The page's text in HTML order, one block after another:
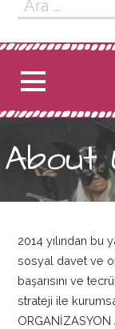
About
2014 yılından
sosyal davet ve
başarısını ve
strateji ile
ORGANİZASYON